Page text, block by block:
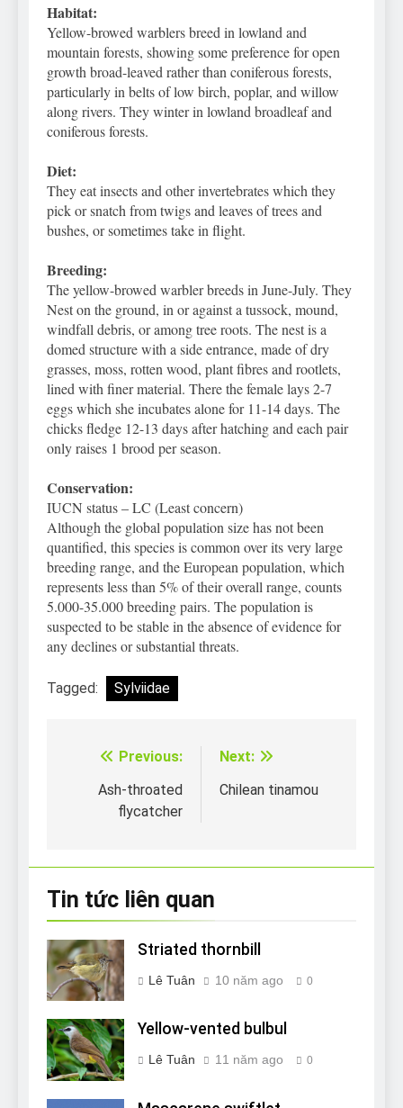
Habitat:
Yellow-browed warblers breed in lowland and
mountain forests, showing some preference for open
growth broad-leaved rather than coniferous forests,
particularly in belts of low birch, poplar, and willow
along rivers. They winter in lowland broadleaf and
coniferous forests.
Diet:
They eat insects and other invertebrates which they
pick or snatch from twigs and leaves of trees and
bushes, or sometimes take in flight.
Breeding:
The yellow-browed warbler breeds in June-July. They
Nest on the ground, in or against a tussock, mound,
windfall debris, or among tree roots. The nest is a
domed structure with a side entrance, made of dry
grasses, moss, rotten wood, plant fibres and rootlets,
lined with finer material. There the female lays 2-7
eggs which she incubates alone for 11-14 days. The
chicks fledge 12-13 days after hatching and each pair
only raises 1 brood per season.
Conservation:
IUCN status – LC (Least concern)
Although the global population size has not been
quantified, this species is common over its very large
breeding range, and the European population, which
represents less than 5% of their overall range, counts
5.000-35.000 breeding pairs. The population is
suspected to be stable in the absence of evidence for
any declines or substantial threats.
Tagged: Sylviidae
Điều
hướng
Previous:
Ash-throated
flycatcher
Next:
Chilean tinamou
Tin tức liên quan
Striated thornbill
Lê Tuân 10 năm ago 0
Yellow-vented bulbul
Lê Tuân 11 năm ago 0